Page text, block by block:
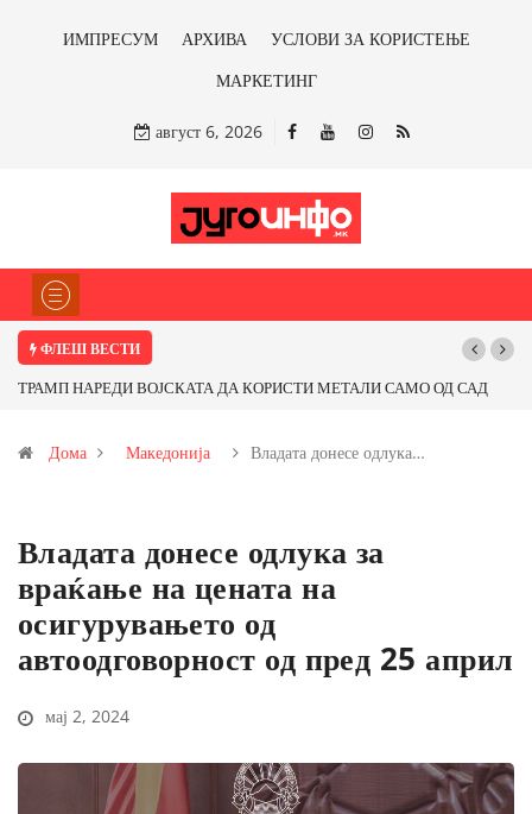
ИМПРЕСУМ АРХИВА
УСЛОВИ ЗА КОРИСТЕЊЕ
МАРКЕТИНГ
август 6, 2026
ФЛЕШ ВЕСТИ
НАРЕДИ ВОЈСКАТА ДА КОРИСТИ МЕТАЛИ САМО ОД САД
и со антимонот?
Дома Македонија Владата донесе одлука…
Владата донесе одлука за
враќање на цената на
осигурувањето од
автоодговорност од пред 25 април
мај 2, 2024